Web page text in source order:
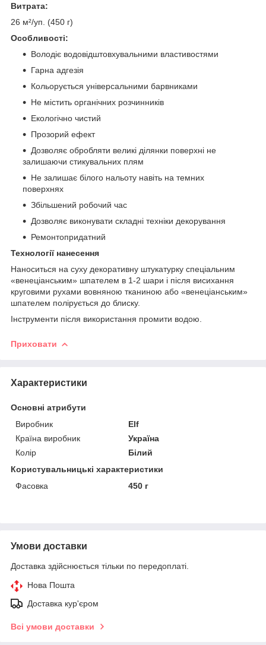
Витрата:
26 м²/уп. (450 г)
Особливості:
Володіє водовідштовхувальними властивостями
Гарна адгезія
Кольорується універсальними барвниками
Не містить органічних розчинників
Екологічно чистий
Прозорий ефект
Дозволяє обробляти великі ділянки поверхні не
залишаючи стикувальних плям
Не залишає білого нальоту навіть на темних
поверхнях
Збільшений робочий час
Дозволяє виконувати складні техніки декорування
Ремонтопридатний
Технології нанесення
Наноситься на суху декоративну штукатурку спеціальним
«венеціанським» шпателем в 1-2 шари і після висихання
круговими рухами вовняною тканиною або «венеціанським»
шпателем полірується до блиску.
Інструменти після використання промити водою.
Приховати
Характеристики
Основні атрибути
Виробник
Elf
Країна виробник
Україна
Колір
Білий
Користувальницькі характеристики
Фасовка
450 г
Умови доставки
Доставка здійснюється тільки по передоплаті.
Нова Пошта
Доставка кур'єром
Всі умови доставки